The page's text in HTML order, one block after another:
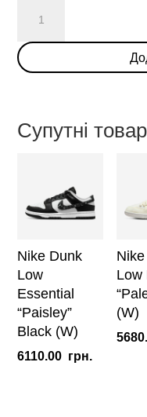
Dunk
Low
Girl”
Супутні
Nike Dunk
Low
Essential
“Paisley”
Black (W)
6110.00 грн.
Low
(W)